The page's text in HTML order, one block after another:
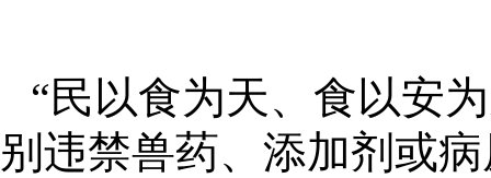
“民以食为天、食以安
别违禁兽药、添加剂或